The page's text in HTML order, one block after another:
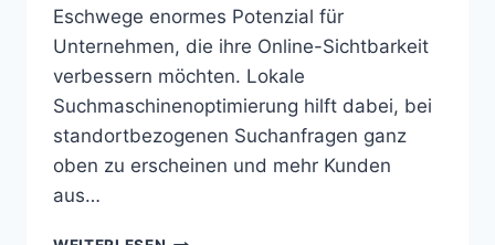
Eschwege enormes Potenzial für
Unternehmen, die ihre Online-Sichtbarkeit
verbessern möchten. Lokale
Suchmaschinenoptimierung hilft dabei, bei
standortbezogenen Suchanfragen ganz
oben zu erscheinen und mehr Kunden
aus…
LOCAL